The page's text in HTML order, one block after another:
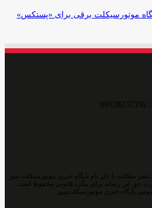
25 هزار دستگاه موتورسیکلت برقی برای «پستکس»
All Rights Reserved, © Copyright 2021 | نشر مطالب با ذکر نام پایگاه خبری موتورسیکلت نیوز
حق این رسانه برای پیگرد قانونی محفوظ است
پایگاه خبری موتورسیکلت‌نیوز: